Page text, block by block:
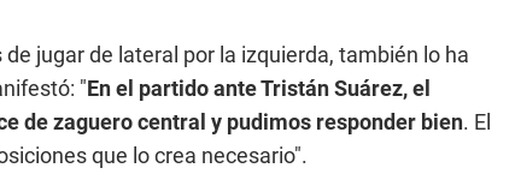
jugar de lateral por la izquierda, también lo ha
"En el partido ante Tristán Suárez, el
de zaguero central y pudimos responder bien. El
que lo crea necesario".